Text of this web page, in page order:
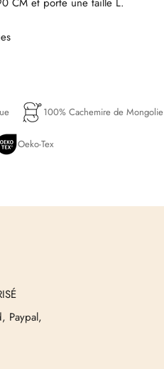
100% Cachemire de Mongolie
Oeko-Tex
Paypal,